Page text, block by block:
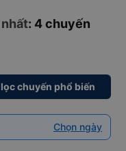
: 4 chuyến
chuyến phổ biến
Chọn ngày